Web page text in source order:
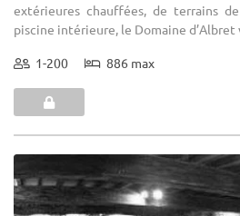
extérieures chauffées, de terrains
piscine intérieure, le Domaine d’Albret
1-200 886 max